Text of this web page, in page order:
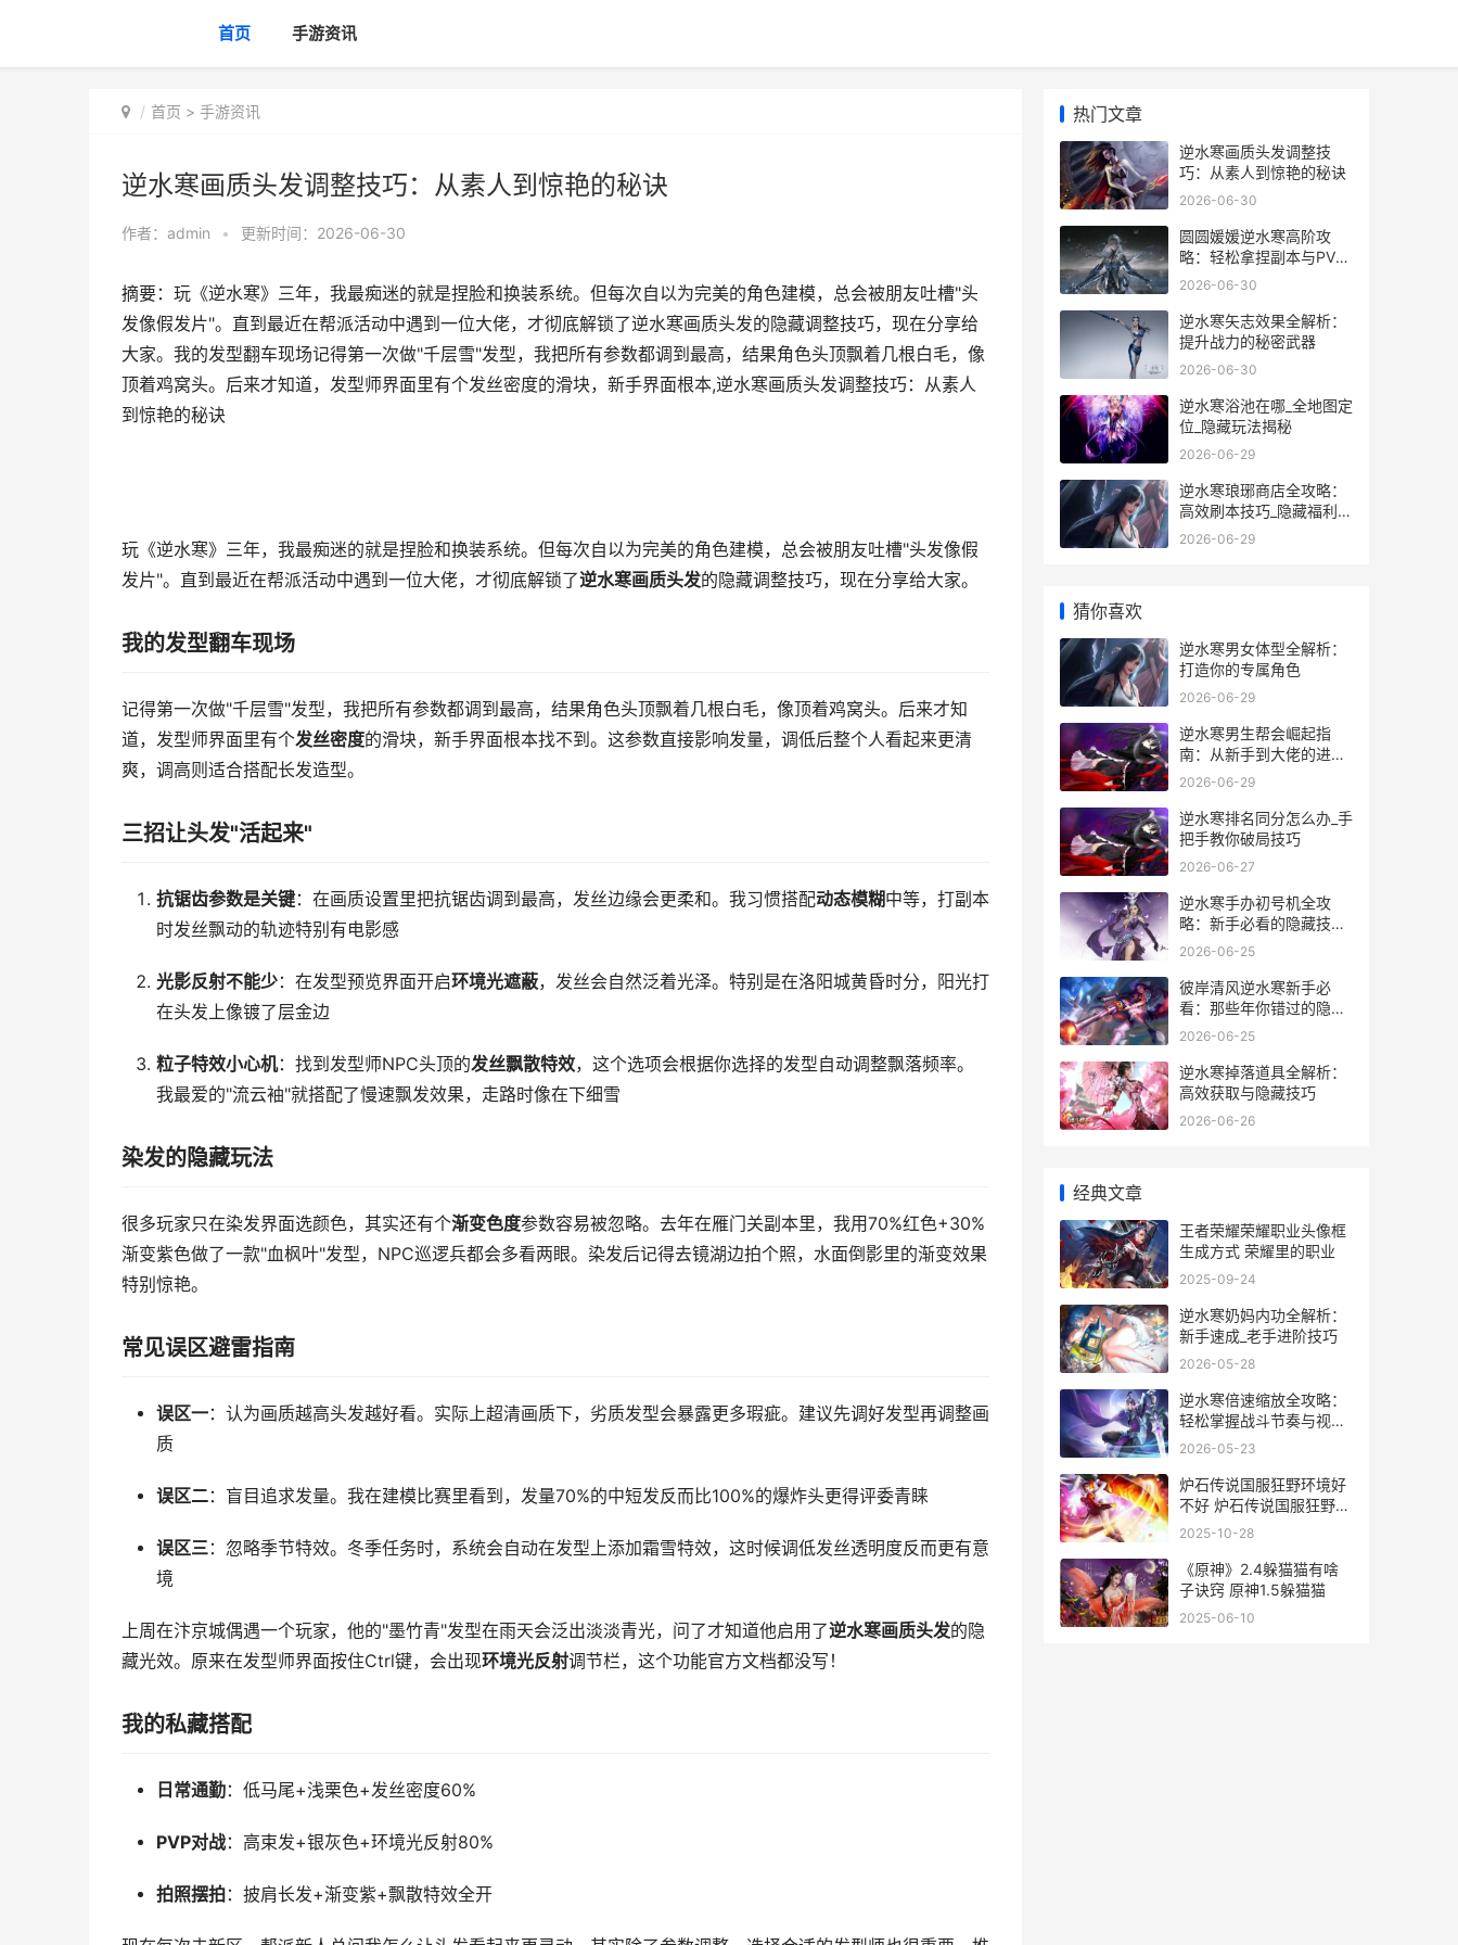
首页 手游资讯
首页 > 手游资讯
逆水寒画质头发调整技巧：从素人到惊艳的秘诀
作者： admin • 更新时间：2026-06-30
摘要：玩《逆水寒》三年，我最痴迷的就是捏脸和换装系统。但每次自以为完美的角色建模，总会被朋友吐槽"头
发像假发片"。直到最近在帮派活动中遇到一位大佬，才彻底解锁了逆水寒画质头发的隐藏调整技巧，现在分享给
大家。我的发型翻车现场记得第一次做"千层雪"发型，我把所有参数都调到最高，结果角色头顶飘着几根白毛，像
顶着鸡窝头。后来才知道，发型师界面里有个发丝密度的滑块，新手界面根本,逆水寒画质头发调整技巧：从素人
到惊艳的秘诀
玩《逆水寒》三年，我最痴迷的就是捏脸和换装系统。但每次自以为完美的角色建模，总会被朋友吐槽"头发像假
发片"。直到最近在帮派活动中遇到一位大佬，才彻底解锁了逆水寒画质头发的隐藏调整技巧，现在分享给大家。
我的发型翻车现场
记得第一次做"千层雪"发型，我把所有参数都调到最高，结果角色头顶飘着几根白毛，像顶着鸡窝头。后来才知
道，发型师界面里有个发丝密度的滑块，新手界面根本找不到。这参数直接影响发量，调低后整个人看起来更清
爽，调高则适合搭配长发造型。
三招让头发"活起来"
抗锯齿参数是关键：在画质设置里把抗锯齿调到最高，发丝边缘会更柔和。我习惯搭配动态模糊中等，打副本
时发丝飘动的轨迹特别有电影感
光影反射不能少：在发型预览界面开启环境光遮蔽，发丝会自然泛着光泽。特别是在洛阳城黄昏时分，阳光打
在头发上像镀了层金边
粒子特效小心机：找到发型师NPC头顶的发丝飘散特效，这个选项会根据你选择的发型自动调整飘落频率。
我最爱的"流云袖"就搭配了慢速飘发效果，走路时像在下细雪
染发的隐藏玩法
很多玩家只在染发界面选颜色，其实还有个渐变色度参数容易被忽略。去年在雁门关副本里，我用70%红色+30%
渐变紫色做了一款"血枫叶"发型，NPC巡逻兵都会多看两眼。染发后记得去镜湖边拍个照，水面倒影里的渐变效果
特别惊艳。
常见误区避雷指南
误区一：认为画质越高头发越好看。实际上超清画质下，劣质发型会暴露更多瑕疵。建议先调好发型再调整画
质
误区二：盲目追求发量。我在建模比赛里看到，发量70%的中短发反而比100%的爆炸头更得评委青睐
误区三：忽略季节特效。冬季任务时，系统会自动在发型上添加霜雪特效，这时候调低发丝透明度反而更有意
境
上周在汴京城偶遇一个玩家，他的"墨竹青"发型在雨天会泛出淡淡青光，问了才知道他启用了逆水寒画质头发的隐
藏光效。原来在发型师界面按住Ctrl键，会出现环境光反射调节栏，这个功能官方文档都没写！
我的私藏搭配
日常通勤：低马尾+浅栗色+发丝密度60%
PVP对战：高束发+银灰色+环境光反射80%
拍照摆拍：披肩长发+渐变紫+飘散特效全开
热门文章
逆水寒画质头发调整技
巧：从素人到惊艳的秘诀
2026-06-30
圆圆媛媛逆水寒高阶攻
略：轻松拿捏副本与PVP
技巧
2026-06-30
逆水寒矢志效果全解析：
提升战力的秘密武器
2026-06-30
逆水寒浴池在哪_全地图定
位_隐藏玩法揭秘
2026-06-29
逆水寒琅琊商店全攻略：
高效刷本技巧_隐藏福利揭
秘
2026-06-29
猜你喜欢
逆水寒男女体型全解析：
打造你的专属角色
2026-06-29
逆水寒男生帮会崛起指
南：从新手到大佬的进阶
秘籍
2026-06-29
逆水寒排名同分怎么办_手
把手教你破局技巧
2026-06-27
逆水寒手办初号机全攻
略：新手必看的隐藏技巧
与实战经验
2026-06-25
彼岸清风逆水寒新手必
看：那些年你错过的隐藏
副本与心法搭配
2026-06-25
逆水寒掉落道具全解析：
高效获取与隐藏技巧
2026-06-26
经典文章
王者荣耀荣耀职业头像框
生成方式 荣耀里的职业
2025-09-24
逆水寒奶妈内功全解析：
新手速成_老手进阶技巧
2026-05-28
逆水寒倍速缩放全攻略：
轻松掌握战斗节奏与视角
掌控
2026-05-23
炉石传说国服狂野环境好
不好 炉石传说国服狂野卡
组胜率多少
2025-10-28
《原神》2.4躲猫猫有啥
子诀窍 原神1.5躲猫猫
2025-06-10